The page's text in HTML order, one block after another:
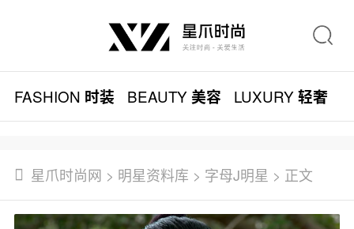
FASHION 时装 BEAUTY美容 LUXURY轻奢
星爪时尚网 > 明星资料库 > 字母J明星 > 正文